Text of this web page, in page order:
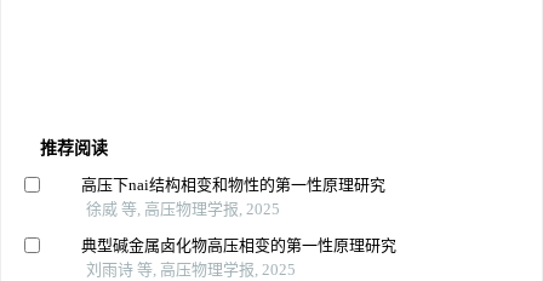
推荐阅读
高压下nai结构相变和物性的第一性原理研究
徐威 等, 高压物理学报, 2025
典型碱金属卤化物高压相变的第一性原理研究
刘雨诗 等, 高压物理学报, 2025